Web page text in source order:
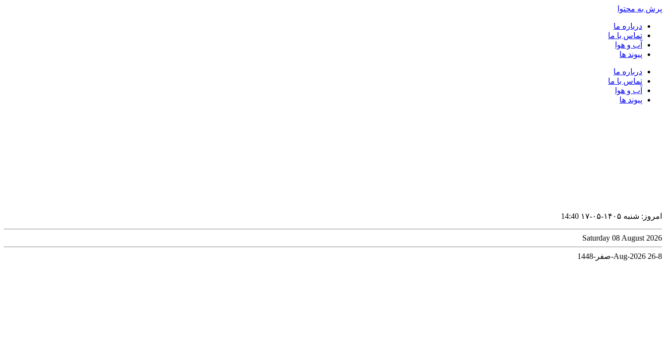
پرش به محتوا
درباره ما
تماس با ما
آب و هوا
پیوند ها
درباره ما
تماس با ما
آب و هوا
پیوند ها
امروز: شنبه ۱۴۰۵-۰۵-۱۷ 14:40
Saturday 08 August 2026
8-Aug-2026 26-صفر-1448